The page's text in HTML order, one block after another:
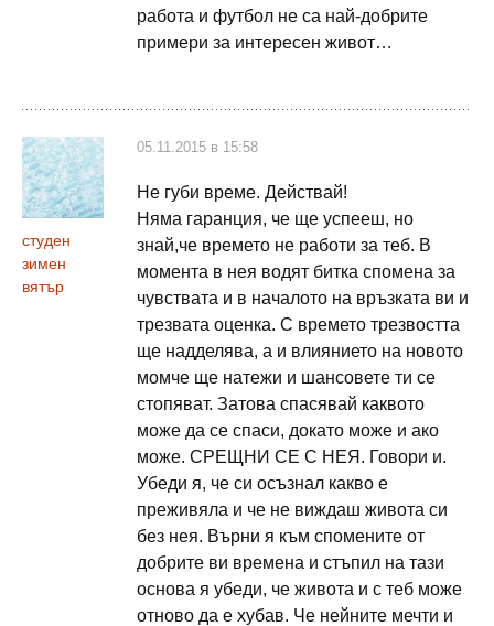
работа и футбол не са най-добрите
примери за интересен живот…
студен
зимен
вятър
05.11.2015 в 15:58
Не губи време. Действай!
Няма гаранция, че ще успееш, но
знай,че времето не работи за теб. В
момента в нея водят битка спомена за
чувствата и в началото на връзката ви и
трезвата оценка. С времето трезвостта
ще надделява, а и влиянието на новото
момче ще натежи и шансовете ти се
стопяват. Затова спасявай каквото
може да се спаси, докато може и ако
може. СРЕЩНИ СЕ С НЕЯ. Говори и.
Убеди я, че си осъзнал какво е
преживяла и че не виждаш живота си
без нея. Върни я към спомените от
добрите ви времена и стъпил на тази
основа я убеди, че живота и с теб може
отново да е хубав. Че нейните мечти и